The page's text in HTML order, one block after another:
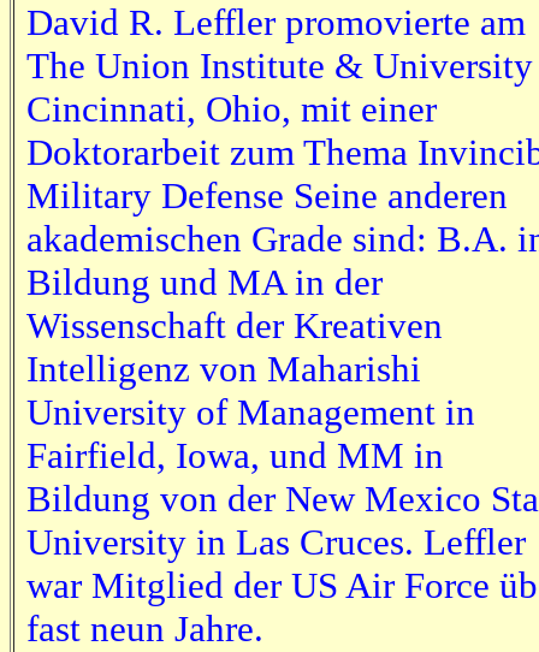
David R. Leffler promovierte am
The Union Institute &
Cincinnati, Ohio, mit einer
Doktorarbeit zum Thema
Military Defense Seine anderen
akademischen Grade sind: B.A.
Bildung und MA in der
Wissenschaft der Kreativen
Intelligenz von Maharishi
University of Management in
Fairfield, Iowa, und MM in
Bildung von der New Mexico
University in Las Cruces. Leffler
war Mitglied der US Air Force
fast neun Jahre.